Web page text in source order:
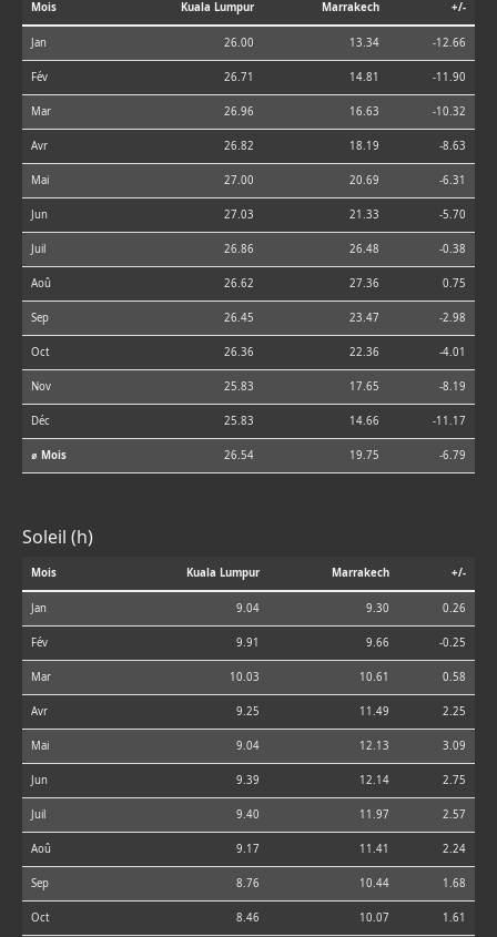
Mois Kuala Lumpur Marrakech +/-
Jan 26.00 13.34 -12.66
Fév 26.71 14.81 -11.90
Mar 26.96 16.63 -10.32
Avr 26.82 18.19 -8.63
Mai 27.00 20.69 -6.31
Jun 27.03 21.33 -5.70
Juil 26.86 26.48 -0.38
Aoû 26.62 27.36 0.75
Sep 26.45 23.47 -2.98
Oct 26.36 22.36 -4.01
Nov 25.83 17.65 -8.19
Déc 25.83 14.66 -11.17
⌀ Mois 26.54 19.75 -6.79
Soleil (h)
Mois Kuala Lumpur Marrakech +/-
Jan 9.04 9.30 0.26
Fév 9.91 9.66 -0.25
Mar 10.03 10.61 0.58
Avr 9.25 11.49 2.25
Mai 9.04 12.13 3.09
Jun 9.39 12.14 2.75
Juil 9.40 11.97 2.57
Aoû 9.17 11.41 2.24
Sep 8.76 10.44 1.68
Oct 8.46 10.07 1.61